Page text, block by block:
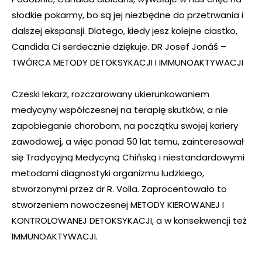
słodkie pokarmy, bo są jej niezbędne do przetrwania i
dalszej ekspansji. Dlatego, kiedy jesz kolejne ciastko,
Candida Ci serdecznie dziękuje. DR Josef Jonáš –
TWÓRCA METODY DETOKSYKACJI I IMMUNOAKTYWACJI
Czeski lekarz, rozczarowany ukierunkowaniem
medycyny współczesnej na terapię skutków, a nie
zapobieganie chorobom, na początku swojej kariery
zawodowej, a więc ponad 50 lat temu, zainteresował
się Tradycyjną Medycyną Chińską i niestandardowymi
metodami diagnostyki organizmu ludzkiego,
stworzonymi przez dr R. Volla. Zaprocentowało to
stworzeniem nowoczesnej METODY KIEROWANEJ I
KONTROLOWANEJ DETOKSYKACJI, a w konsekwencji też
IMMUNOAKTYWACJI.